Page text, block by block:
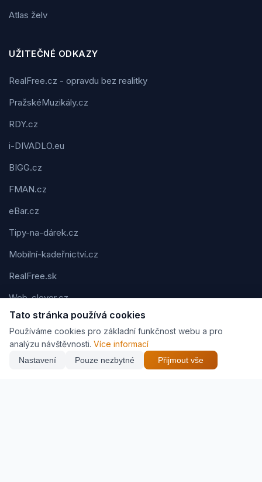
Atlas želv
UŽITEČNÉ ODKAZY
RealFree.cz - opravdu bez realitky
PražskéMuzikály.cz
RDY.cz
i-DIVADLO.eu
BIGG.cz
FMAN.cz
eBar.cz
Tipy-na-dárek.cz
Mobilní-kadeřnictví.cz
RealFree.sk
Web-clever.cz
Kvízov.cz
Karavaning.net
CVčko.eu
Tato stránka používá cookies
Používáme cookies pro základní funkčnost webu a pro
analýzu návštěvnosti. Více informací
Nastavení Pouze nezbytné Přijmout vše